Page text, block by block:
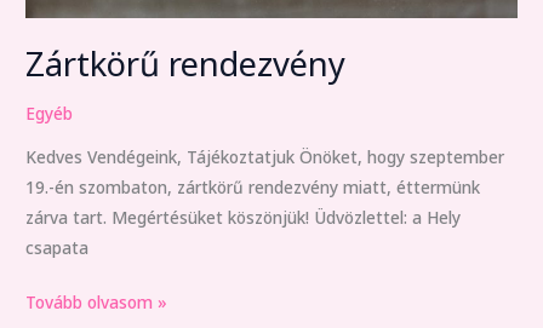
Zártkörű rendezvény
Egyéb
Kedves Vendégeink, Tájékoztatjuk Önöket, hogy szeptember
19.-én szombaton, zártkörű rendezvény miatt, éttermünk
zárva tart. Megértésüket köszönjük! Üdvözlettel: a Hely
csapata
Tovább olvasom »